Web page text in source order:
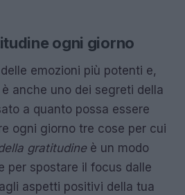
ogni giorno
emozioni più potenti e,
anche uno dei segreti della
a quanto possa essere
ogni giorno tre cose per cui
gratitudineè un modo
per spostare il focus dalle
aspetti positivi della tua